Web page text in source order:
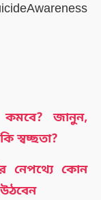
কমবে? জানুন,
স্বচ্ছতা?
নেপথ্যে কোন